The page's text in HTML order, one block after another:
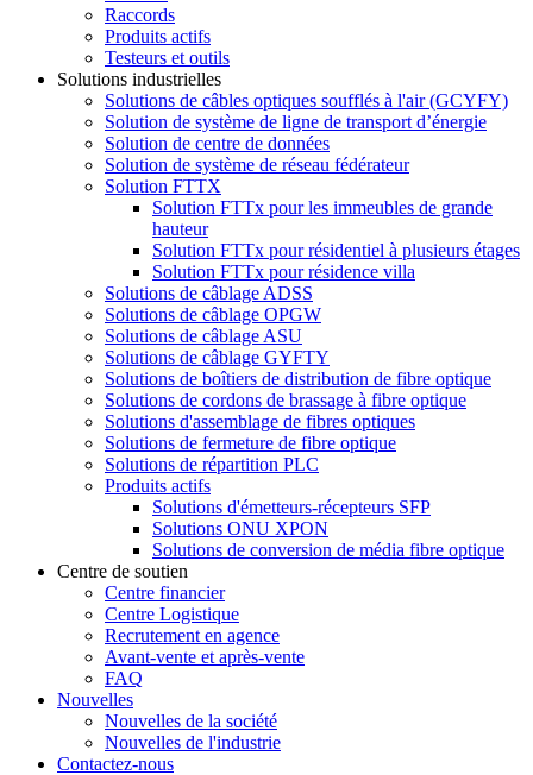
Raccords
Produits actifs
Testeurs et outils
Solutions industrielles
Solutions de câbles optiques soufflés à l'air (GCYFY)
Solution de système de ligne de transport d’énergie
Solution de centre de données
Solution de système de réseau fédérateur
Solution FTTX
Solution FTTx pour les immeubles de grande
hauteur
Solution FTTx pour résidentiel à plusieurs étages
Solution FTTx pour résidence villa
Solutions de câblage ADSS
Solutions de câblage OPGW
Solutions de câblage ASU
Solutions de câblage GYFTY
Solutions de boîtiers de distribution de fibre optique
Solutions de cordons de brassage à fibre optique
Solutions d'assemblage de fibres optiques
Solutions de fermeture de fibre optique
Solutions de répartition PLC
Produits actifs
Solutions d'émetteurs-récepteurs SFP
Solutions ONU XPON
Solutions de conversion de média fibre optique
Centre de soutien
Centre financier
Centre Logistique
Recrutement en agence
Avant-vente et après-vente
FAQ
Nouvelles
Nouvelles de la société
Nouvelles de l'industrie
Contactez-nous